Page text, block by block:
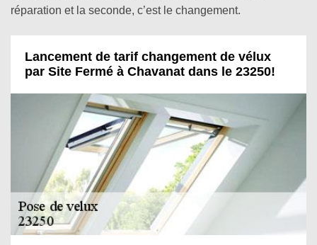
réparation et la seconde, c’est le changement.
Lancement de tarif changement de vélux
par Site Fermé à Chavanat dans le 23250!